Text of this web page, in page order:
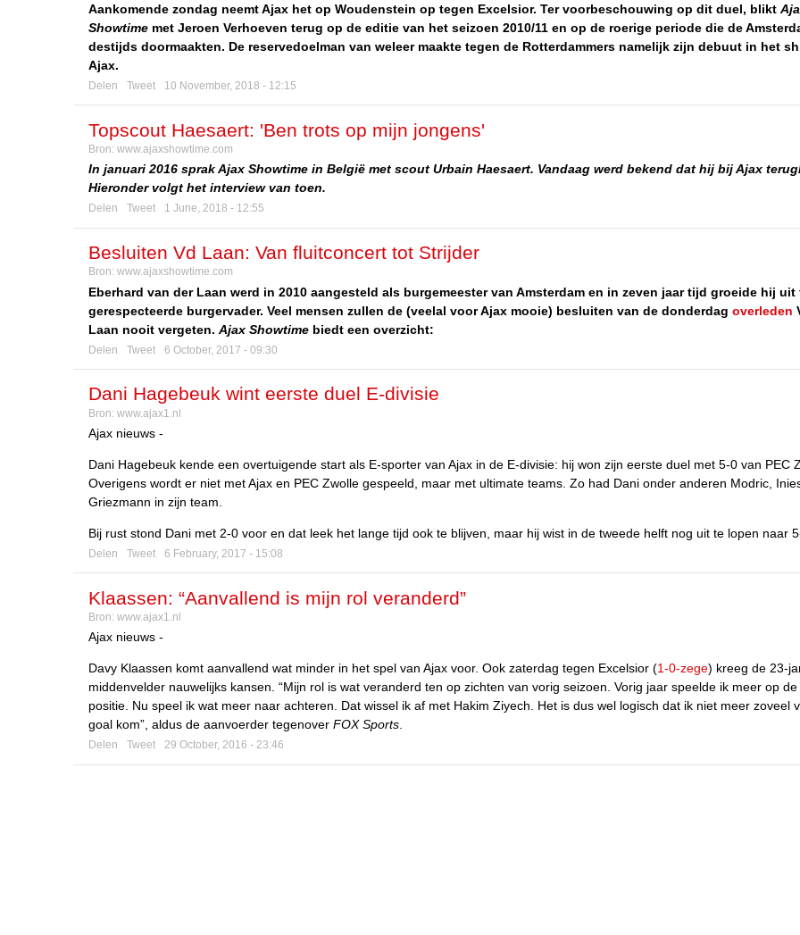
Aankomende zondag neemt Ajax het op Woudenstein op tegen Excelsior. Ter voorbeschouwing op dit duel, blikt
Showtime met Jeroen Verhoeven terug op de editie van het seizoen 2010/11 en op de roerige periode die de
destijds doormaakten. De reservedoelman van weleer maakte tegen de Rotterdammers namelijk zijn debuut in het
Ajax.
Delen Tweet 10 November, 2018 - 12:15
Topscout Haesaert: 'Ben trots op mijn jongens'
Bron: www.ajaxshowtime.com
In januari 2016 sprak Ajax Showtime in België met scout Urbain Haesaert. Vandaag werd bekend dat hij bij Ajax
Hieronder volgt het interview van toen.
Delen Tweet 1 June, 2018 - 12:55
Besluiten Vd Laan: Van fluitconcert tot Strijder
Bron: www.ajaxshowtime.com
Eberhard van der Laan werd in 2010 aangesteld als burgemeester van Amsterdam en in zeven jaar tijd groeide hij uit
gerespecteerde burgervader. Veel mensen zullen de (veelal voor Ajax mooie) besluiten van de donderdag overleden
Laan nooit vergeten. Ajax Showtime biedt een overzicht:
Delen Tweet 6 October, 2017 - 09:30
Dani Hagebeuk wint eerste duel E-divisie
Bron: www.ajax1.nl
Ajax nieuws -
Dani Hagebeuk kende een overtuigende start als E-sporter van Ajax in de E-divisie: hij won zijn eerste duel met 5-0 van PEC
Overigens wordt er niet met Ajax en PEC Zwolle gespeeld, maar met ultimate teams. Zo had Dani onder anderen Modric,
Griezmann in zijn team.
Bij rust stond Dani met 2-0 voor en dat leek het lange tijd ook te blijven, maar hij wist in de tweede helft nog uit te lopen naar
Delen Tweet 6 February, 2017 - 15:08
Klaassen: “Aanvallend is mijn rol veranderd”
Bron: www.ajax1.nl
Ajax nieuws -
Davy Klaassen komt aanvallend wat minder in het spel van Ajax voor. Ook zaterdag tegen Excelsior (1-0-zege) kreeg de 23-
middenvelder nauwelijks kansen. “Mijn rol is wat veranderd ten op zichten van vorig seizoen. Vorig jaar speelde ik meer op de
positie. Nu speel ik wat meer naar achteren. Dat wissel ik af met Hakim Ziyech. Het is dus wel logisch dat ik niet meer zoveel
goal kom”, aldus de aanvoerder tegenover FOX Sports
Delen Tweet 29 October, 2016 - 23:46